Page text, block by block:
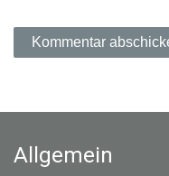
n
Allgemein